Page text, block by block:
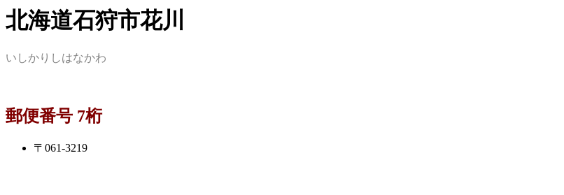
北海道石狩市花川
いしかりしはなかわ
郵便番号 7桁
〒061-3219